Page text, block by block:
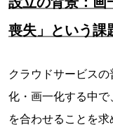
喪失」という課
クラウドサービス
化・画一化する中
を合わせることを